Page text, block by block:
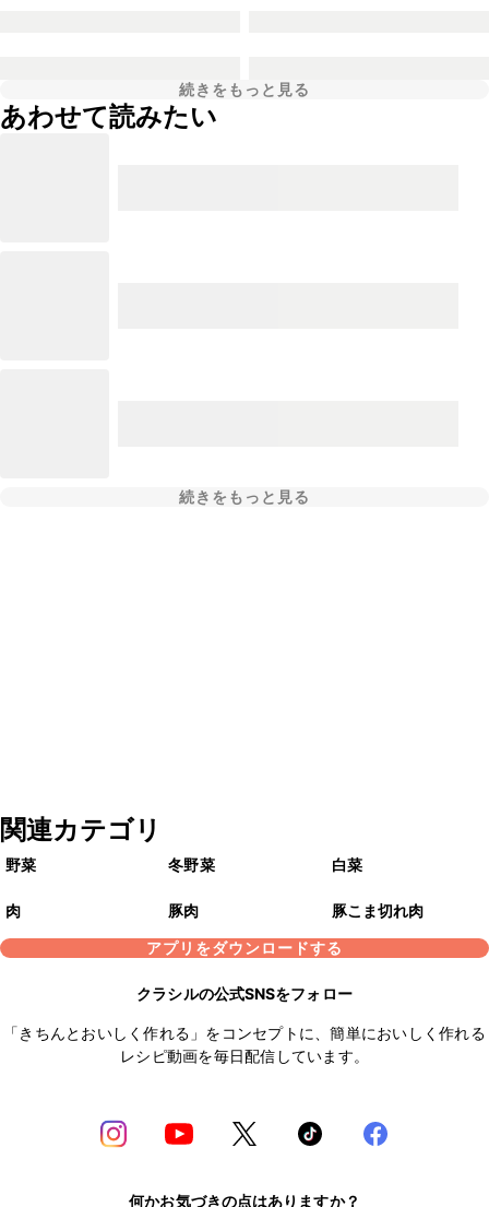
続きをもっと見る
あわせて読みたい
続きをもっと見る
関連カテゴリ
野菜 冬野菜 白菜
肉 豚肉
豚こま切れ肉
アプリをダウンロードする
クラシルの公式SNSをフォロー
「きちんとおいしく作れる」をコンセプトに、簡単においしく作れる
レシピ動画を毎日配信しています。
何かお気づきの点はありますか？